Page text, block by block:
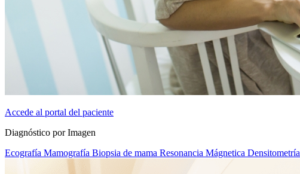
Accede al portal del paciente
Diagnóstico por Imagen
Ecografía Mamografía Biopsia de mama Resonancia Mágnetica Densitometría